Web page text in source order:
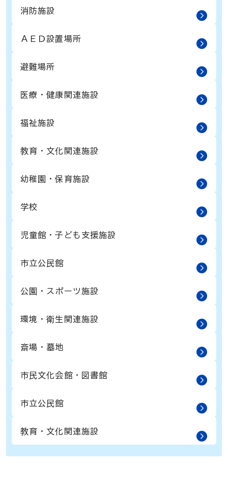
消防施設
ＡＥＤ設置場所
避難場所
医療・健康関連施設
福祉施設
教育・文化関連施設
幼稚園・保育施設
学校
児童館・子ども支援施設
市立公民館
公園・スポーツ施設
環境・衛生関連施設
斎場・墓地
市民文化会館・図書館
市立公民館
教育・文化関連施設